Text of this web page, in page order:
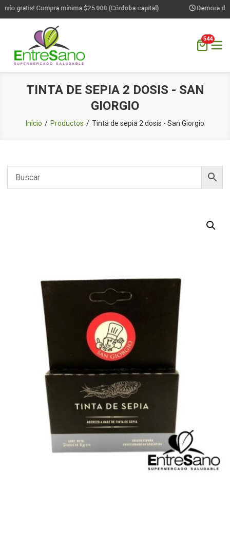
gratis! Compra mínima $25.000 (Córdoba capital) Demora de 1
544
TINTA DE SEPIA 2 DOSIS - SAN
GIORGIO
Inicio Productos Tinta de sepia 2 dosis - San Giorgio